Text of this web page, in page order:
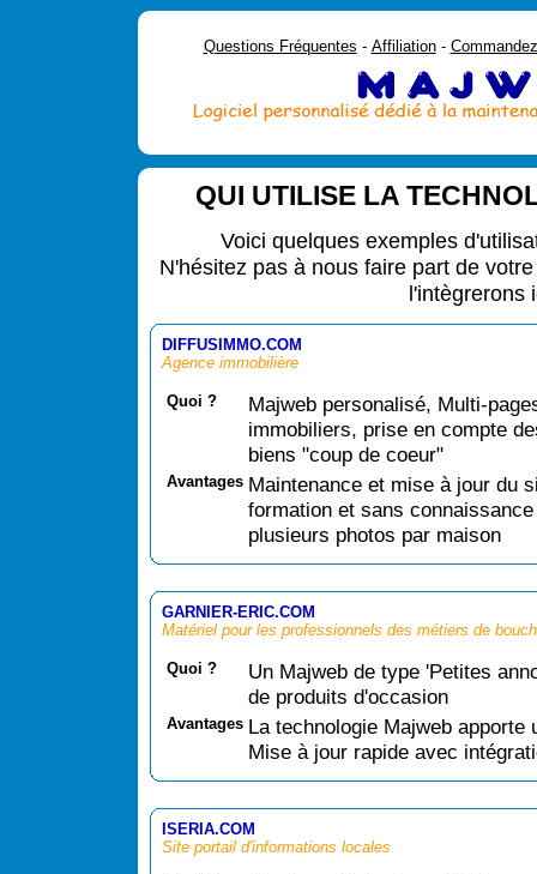
Questions Fréquentes - Affiliation- Commandez
QUI UTILISE LA
Voici quelques exemples
N'hésitez pas à nous faire part de
l'intègrerons
DIFFUSIMMO.COM
Agence immobilière
Quoi ?
Majweb personalisé, Multi-
immobiliers, prise en compte
biens "coup de coeur"
Avantages Maintenance et mise à jour du
formation et sans
plusieurs photos par maison
GARNIER-ERIC.COM
Matériel pour les professionnels des métiers de
Quoi ?
Un Majweb de type 'Petites
de produits d'occasion
Avantages La technologie Majweb apporte
Mise à jour rapide avec
ISERIA.COM
Site portail d'informations locales